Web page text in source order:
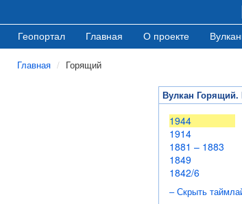
Геопортал Главная О проекте
Главная Горящий
Вулкан Горящий.
1944
1914
1881 – 1883
1849
1842/6
– Скрыть